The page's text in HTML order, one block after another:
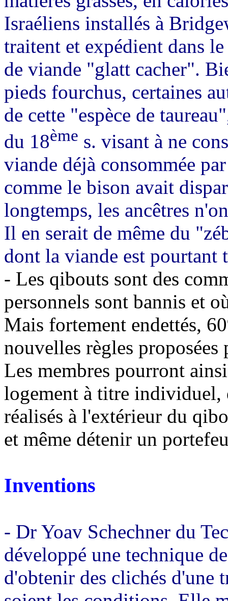
Israéliens installés à
traitent et expédient dans
de viande "glatt cacher".
pieds fourchus, certaines
de cette "espèce de
du 18ème s. visant à ne
viande déjà consommée
comme le bison avait
longtemps, les ancêtres
Il en serait de même du
dont la viande est pourtant
- Les qibouts sont des
personnels sont bannis et
Mais fortement endettés,
nouvelles règles
Les membres pourront
logement à titre individuel,
réalisés à l'extérieur du
et même détenir un
Inventions
- Dr Yoav Schechner du
développé une technique
d'obtenir des clichés d'une